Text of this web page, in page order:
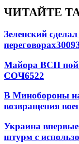
ЧИТАЙТЕ
Зеленский
переговорах
Майора ВСП
СОЧ6522
В Минобороны
возвращения
Украина
штурм с